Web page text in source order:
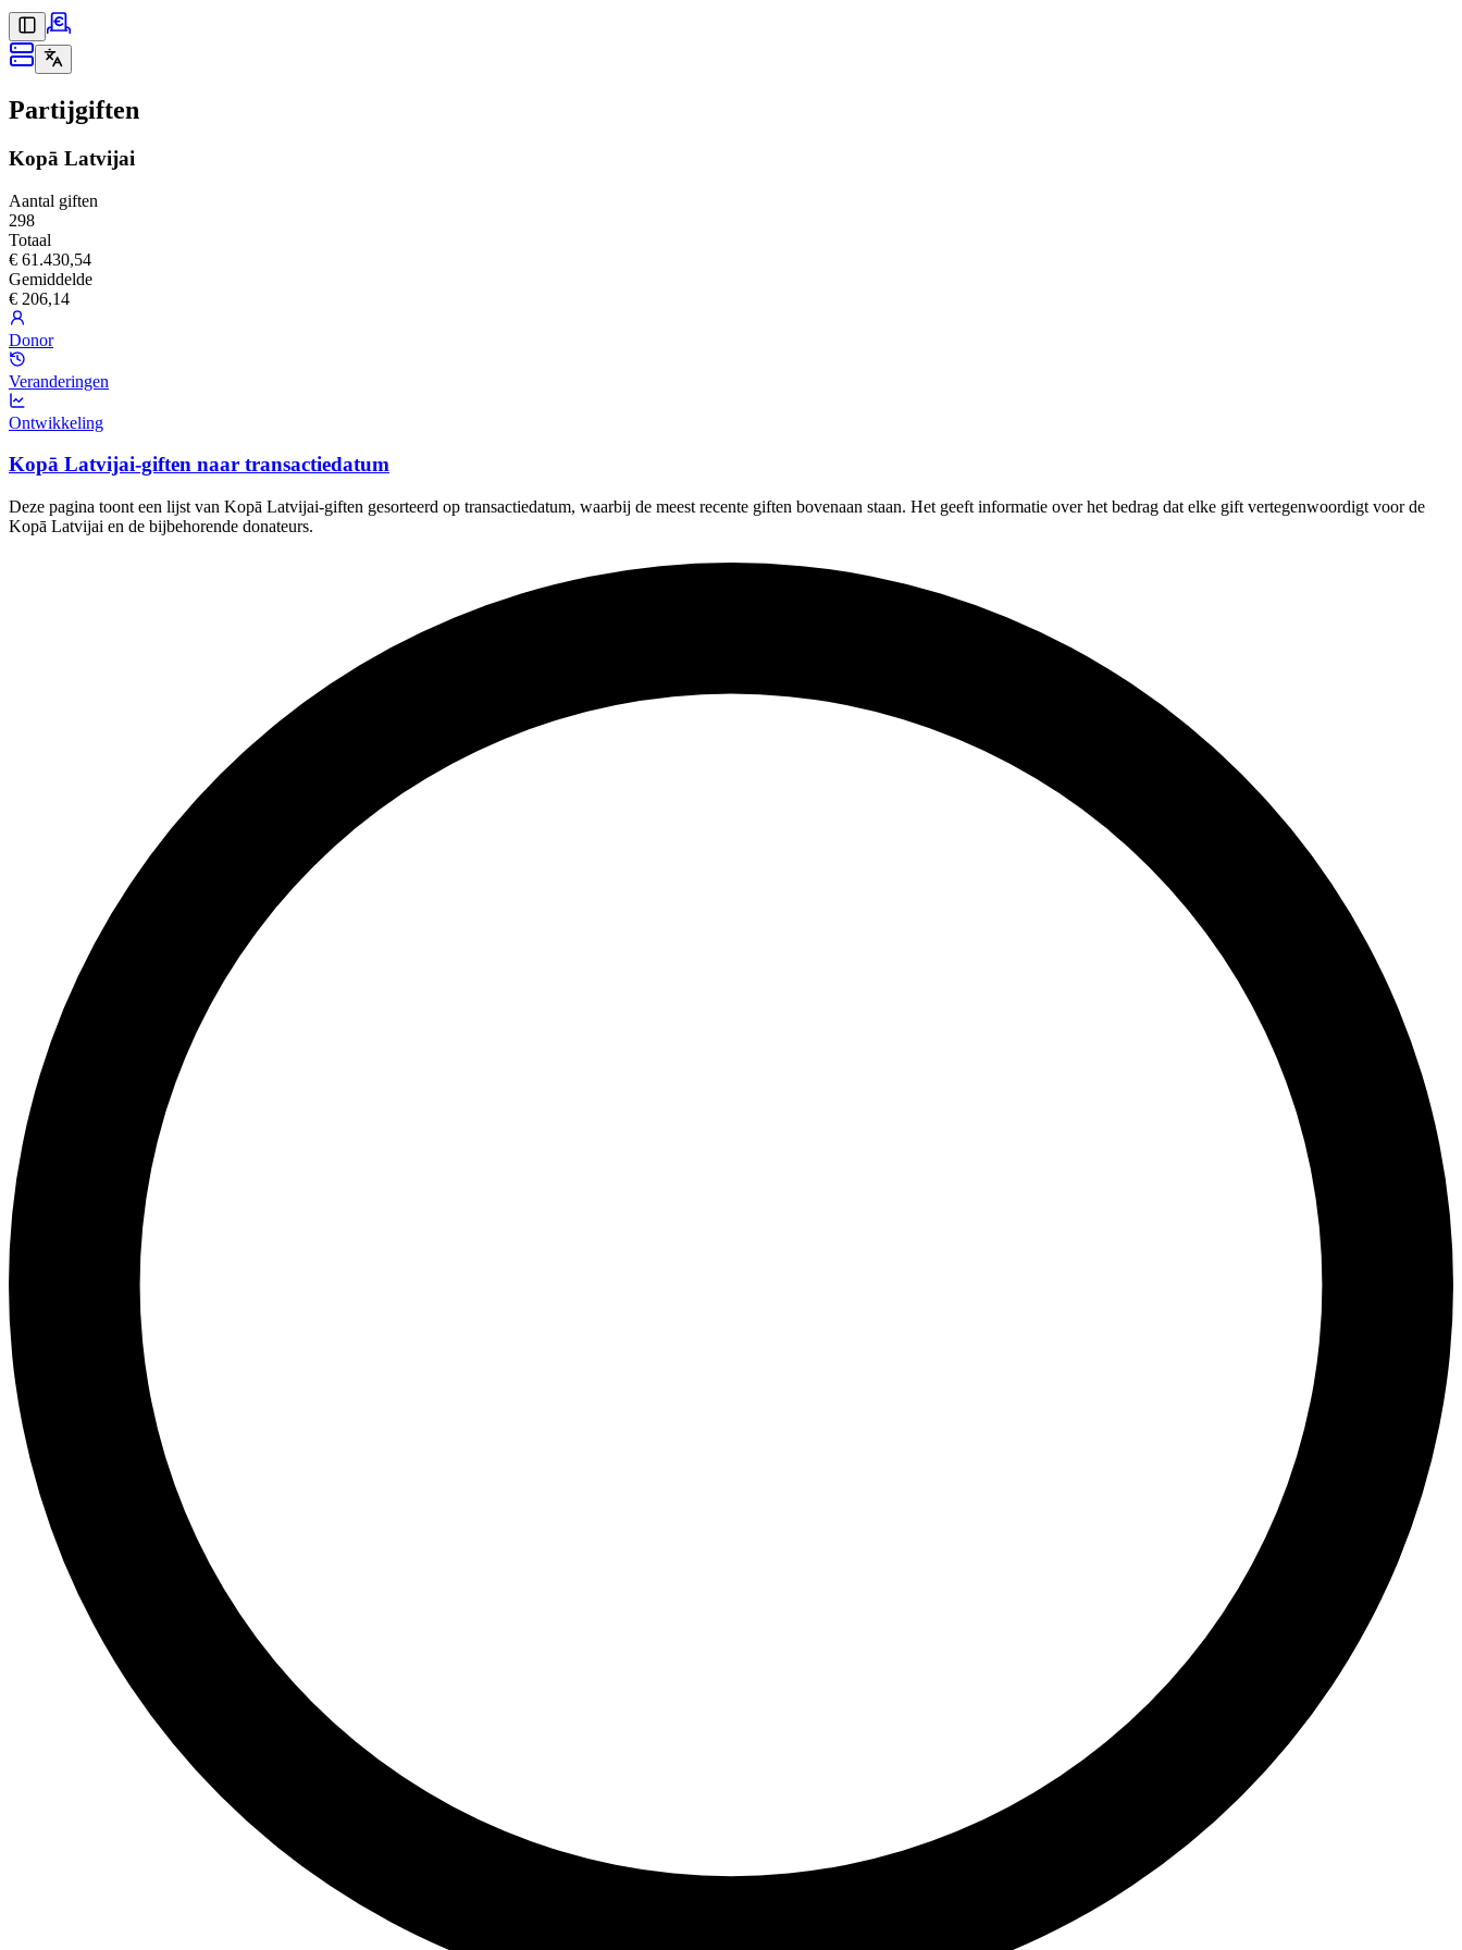
Partijgiften
Kopā Latvijai
Aantal giften
298
Totaal
€ 61.430,54
Gemiddelde
€ 206,14
Donor
Veranderingen
Ontwikkeling
Kopā Latvijai-giften naar transactiedatum
Deze pagina toont een lijst van Kopā Latvijai-giften gesorteerd op transactiedatum, waarbij de meest recente giften bovenaan staan. Het geeft informatie over het bedrag dat elke gift vertegenwoordigt voor de
Kopā Latvijai en de bijbehorende donateurs.